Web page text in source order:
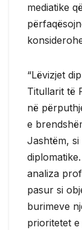
mediatike
“Lëvizjet
Titullarit të
në
e
Jashtëm,
analiza
pasur si
burimeve
prioritetet e